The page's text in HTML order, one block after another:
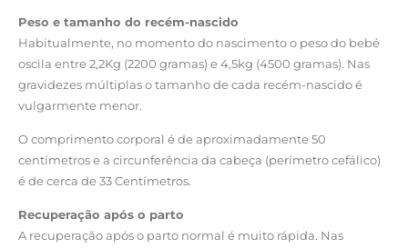
Peso e tamanho do recém-nascido
Habitualmente, no momento do nascimento o peso do bebé
oscila entre 2,2Kg (2200 gramas) e 4,5kg (4500 gramas). Nas
gravidezes múltiplas o tamanho de cada recém-nascido é
vulgarmente menor.
O comprimento corporal é de aproximadamente 50
centímetros e a circunferência da cabeça (perímetro cefálico)
é de cerca de 33 Centímetros.
Recuperação após o parto
A recuperação após o parto normal é muito rápida. Nas